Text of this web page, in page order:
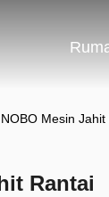
Mesin
Rantai